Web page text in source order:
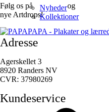
Nyheder
Kollektioner
Følg os på Facebookog
nye Artdrops!
Adresse
Agerskellet 3
8920 Randers NV
CVR: 37980269
Kundeservice